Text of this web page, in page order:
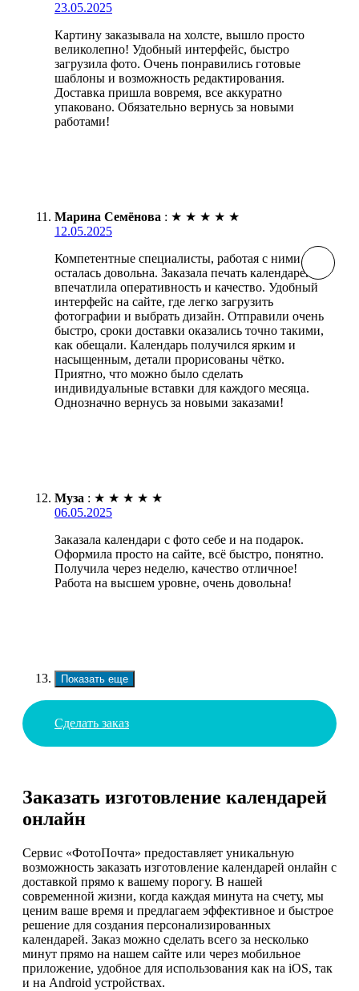
23.05.2025
Картину заказывала на холсте, вышло просто
великолепно! Удобный интерфейс, быстро
загрузила фото. Очень понравились готовые
шаблоны и возможность редактирования.
Доставка пришла вовремя, все аккуратно
упаковано. Обязательно вернусь за новыми
работами!
Марина Семёнова : ★ ★ ★ ★ ★
12.05.2025
Компетентные специалисты, работая с ними,
осталась довольна. Заказала печать календарей,
впечатлила оперативность и качество. Удобный
интерфейс на сайте, где легко загрузить
фотографии и выбрать дизайн. Отправили очень
быстро, сроки доставки оказались точно такими,
как обещали. Календарь получился ярким и
насыщенным, детали прорисованы чётко.
Приятно, что можно было сделать
индивидуальные вставки для каждого месяца.
Однозначно вернусь за новыми заказами!
Муза : ★ ★ ★ ★ ★
06.05.2025
Заказала календари с фото себе и на подарок.
Оформила просто на сайте, всё быстро, понятно.
Получила через неделю, качество отличное!
Работа на высшем уровне, очень довольна!
Показать еще
Сделать заказ
Заказать изготовление календарей
онлайн
Сервис «ФотоПочта» предоставляет уникальную
возможность заказать изготовление календарей онлайн с
доставкой прямо к вашему порогу. В нашей
современной жизни, когда каждая минута на счету, мы
ценим ваше время и предлагаем эффективное и быстрое
решение для создания персонализированных
календарей. Заказ можно сделать всего за несколько
минут прямо на нашем сайте или через мобильное
приложение, удобное для использования как на iOS, так
и на Android устройствах.